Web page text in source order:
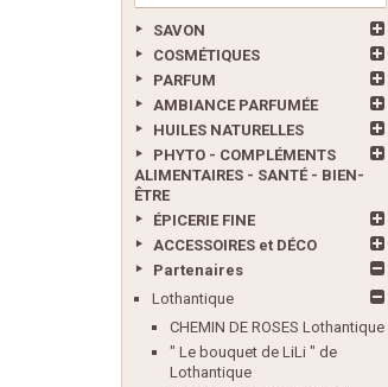
SAVON
COSMÉTIQUES
PARFUM
AMBIANCE PARFUMÉE
HUILES NATURELLES
PHYTO - COMPLÉMENTS
ALIMENTAIRES - SANTÉ - BIEN-
ÊTRE
ÉPICERIE FINE
ACCESSOIRES et DÉCO
Partenaires
Lothantique
CHEMIN DE ROSES Lothantique
" Le bouquet de LiLi " de
Lothantique